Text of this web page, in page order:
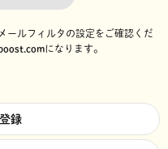
ールフィルタの設定をご確認くだ
になります。
録